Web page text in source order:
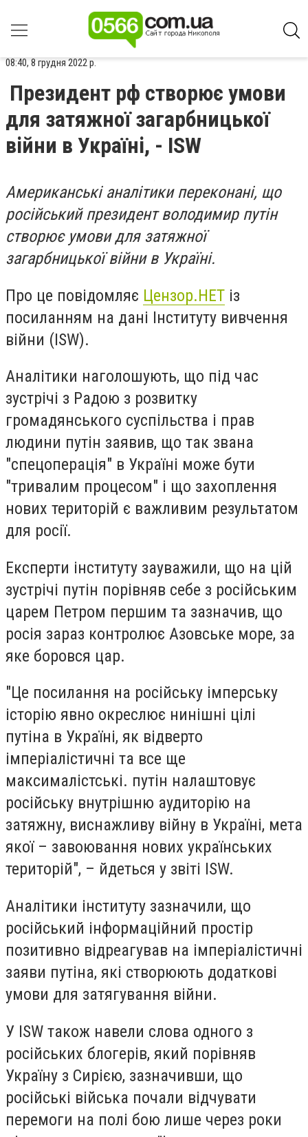
08:40, 8 грудня 2022 р.
Президент рф створює умови
для затяжної загарбницької
війни в Україні, - ISW
Американські аналітики переконані, що
російський президент володимир путін
створює умови для затяжної
загарбницької війни в Україні.
Про це повідомляє Цензор.НЕТ із
посиланням на дані Інституту вивчення
війни (ISW).
Аналітики наголошують, що під час
зустрічі з Радою з розвитку
громадянського суспільства і прав
людини путін заявив, що так звана
"спецоперація" в Україні може бути
"тривалим процесом" і що захоплення
нових територій є важливим результатом
для росії.
Експерти інституту зауважили, що на цій
зустрічі путін порівняв себе з російським
царем Петром першим та зазначив, що
росія зараз контролює Азовське море, за
яке боровся цар.
"Це посилання на російську імперську
історію явно окреслює нинішні цілі
путіна в Україні, як відверто
імперіалістичні та все ще
максималістські. путін налаштовує
російську внутрішню аудиторію на
затяжну, виснажливу війну в Україні, мета
якої – завоювання нових українських
територій", – йдеться у звіті ISW.
Аналітики інституту зазначили, що
російський інформаційний простір
позитивно відреагував на імперіалістичні
заяви путіна, які створюють додаткові
умови для затягування війни.
У ISW також навели слова одного з
російських блогерів, який порівняв
Україну з Сирією, зазначивши, що
російські війська почали відчувати
перемоги на полі бою лише через роки